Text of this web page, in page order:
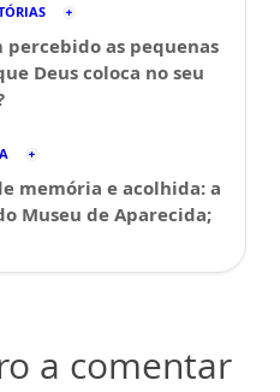
percebido as pequenas
Deus coloca no seu
memória e acolhida: a
Museu de Aparecida;
a comentar